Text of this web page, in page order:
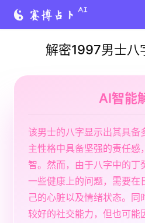
解密1997男士八
AI智能
该男士的八字显示出其具备
主性格中具备坚强的责任感
智。然而，由于八字中的丁
一些健康上的问题，需要在
己的心脏以及情绪状态。同
较好的社交能力，但也可能